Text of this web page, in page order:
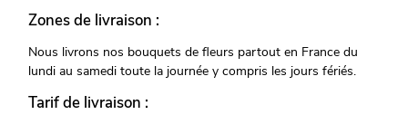
Zones de livraison :
Nous livrons nos bouquets de fleurs partout en France du
lundi au samedi toute la journée y compris les jours fériés.
Tarif de livraison :